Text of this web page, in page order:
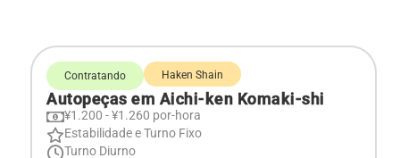
Contratando Haken Shain
Autopeças em Aichi-ken Komaki-shi
¥1.200 - ¥1.260 por-hora
Estabilidade e Turno Fixo
Turno Diurno